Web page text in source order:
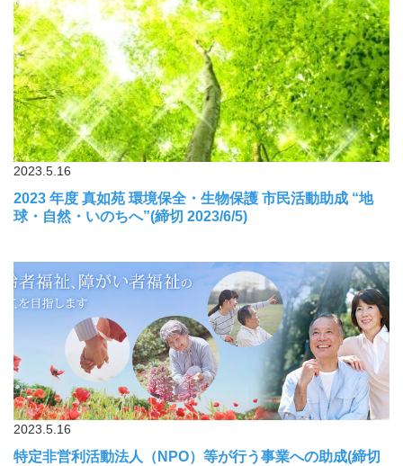
2023.5.16
2023 年度 真如苑 環境保全・生物保護 市民活動助成 “地
球・自然・いのちへ”(締切 2023/6/5)
2023.5.16
特定非営利活動法人（NPO）等が行う事業への助成(締切